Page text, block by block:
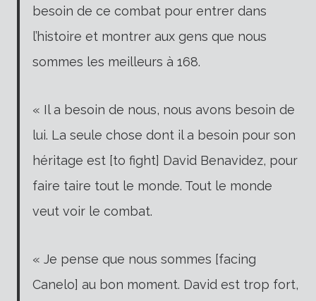
besoin de ce combat pour entrer dans
l’histoire et montrer aux gens que nous
sommes les meilleurs à 168.
« Il a besoin de nous, nous avons besoin de
lui. La seule chose dont il a besoin pour son
héritage est [to fight] David Benavidez, pour
faire taire tout le monde. Tout le monde
veut voir le combat.
« Je pense que nous sommes [facing
Canelo] au bon moment. David est trop fort,